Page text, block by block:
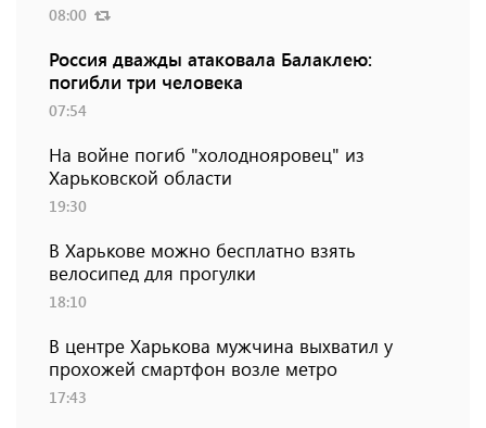
08:00
Россия дважды атаковала Балаклею:
погибли три человека
07:54
На войне погиб "холоднояровец" из
Харьковской области
19:30
В Харькове можно бесплатно взять
велосипед для прогулки
18:10
В центре Харькова мужчина выхватил у
прохожей смартфон возле метро
17:43